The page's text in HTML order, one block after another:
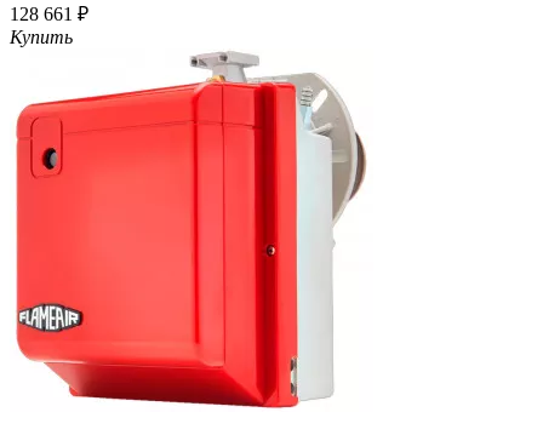
128 661 ₽
Купить